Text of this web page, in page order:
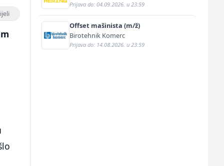
Prijava do: 04.09.2026. u 23:59
Offset mašinista (m/ž)
Birotehnik Komerc
Prijava do: 14.08.2026. u 23:59